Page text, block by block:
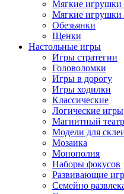
Мягкие игрушки
Мягкие игрушки
Обезьянки
Щенки
Настольные игры
Игры стратегии
Головоломки
Игры в дорогу
Игры ходилки
Классические
Логические игры
Магнитный театр
Модели для
Мозаика
Монополия
Наборы фокусов
Развивающие
Семейно